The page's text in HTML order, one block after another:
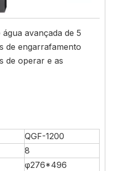
avançada de 5
de engarrafamento
de operar e as
QGF-1200
8
φ276*496